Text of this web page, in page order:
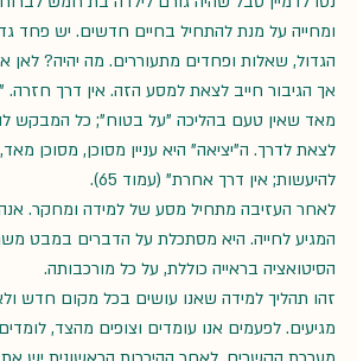
ומחייה על מנת להתחיל בחיים חדשים. יש פחד
הגדול, שאלות ופחדים מתעוררים. מה יהיה? לאן
אך הגיבור חייב לצאת למסע הזה. אין דרך חזרה.
מאד שאין טעם בהליכה "על בטוח"; כל המבקש
לצאת לדרך. ה"יציאה" היא עניין מסוכן, מסוכן
להיעשות; אין דרך אחרת" (עמוד 65).
לאחר העזיבה מתחיל מסע של למידה ומחקר.
המגיע לחייה. היא מסתכלת על הדברים במבט
הסיטואציה בראייה כוללת, על כל מורכבותה.
זהו תהליך למידה שאנו עושים בכל מקום חדש
מגיעים. לפעמים אנו עומדים וצופים מהצד,